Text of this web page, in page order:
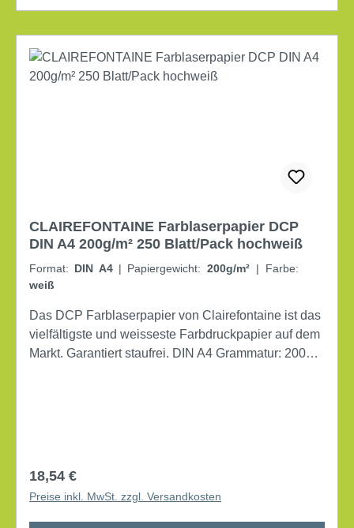
CLAIREFONTAINE Farblaserpapier DCP
DIN A4 200g/m² 250 Blatt/Pack hochweiß
Format: DIN A4 | Papiergewicht: 200g/m² |
Farbe:
weiß
Das DCP Farblaserpapier von Clairefontaine ist das
vielfältigste und weisseste Farbdruckpapier auf dem
Markt. Garantiert staufrei. DIN A4 Grammatur: 200
Regulärer Preis:
18,54 €
Preise inkl. MwSt. zzgl. Versandkosten